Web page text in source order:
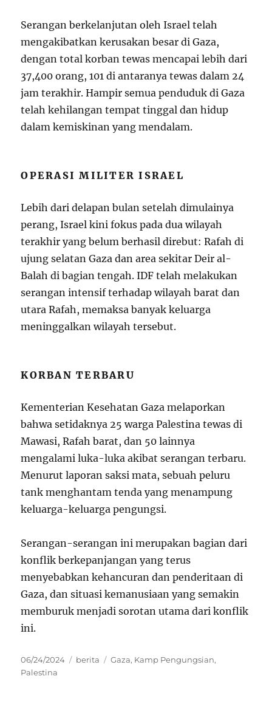
Serangan berkelanjutan oleh Israel telah
mengakibatkan kerusakan besar di Gaza,
dengan total korban tewas mencapai lebih dari
37,400 orang, 101 di antaranya tewas dalam 24
jam terakhir. Hampir semua penduduk di Gaza
telah kehilangan tempat tinggal dan hidup
dalam kemiskinan yang mendalam.
OPERASI MILITER ISRAEL
Lebih dari delapan bulan setelah dimulainya
perang, Israel kini fokus pada dua wilayah
terakhir yang belum berhasil direbut: Rafah di
ujung selatan Gaza dan area sekitar Deir al-
Balah di bagian tengah. IDF telah melakukan
serangan intensif terhadap wilayah barat dan
utara Rafah, memaksa banyak keluarga
meninggalkan wilayah tersebut.
KORBAN TERBARU
Kementerian Kesehatan Gaza melaporkan
bahwa setidaknya 25 warga Palestina tewas di
Mawasi, Rafah barat, dan 50 lainnya
mengalami luka-luka akibat serangan terbaru.
Menurut laporan saksi mata, sebuah peluru
tank menghantam tenda yang menampung
keluarga-keluarga pengungsi.
Serangan-serangan ini merupakan bagian dari
konflik berkepanjangan yang terus
menyebabkan kehancuran dan penderitaan di
Gaza, dan situasi kemanusiaan yang semakin
memburuk menjadi sorotan utama dari konflik
ini.
Posted
on
06/24/2024 Categories
berita Tags
Gaza, Kamp Pengungsian,
Palestina